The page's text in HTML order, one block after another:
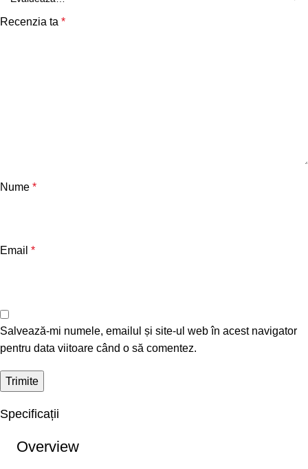
Recenzia ta *
Nume *
Email *
Salvează-mi numele, emailul și site-ul web în acest navigator
pentru data viitoare când o să comentez.
Specificații
Overview